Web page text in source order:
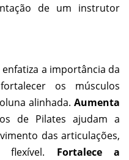
de um instrutor
enfatiza a importância da
os músculos
alinhada. Aumenta
de Pilates ajudam a
das articulações,
flexível. Fortalece a